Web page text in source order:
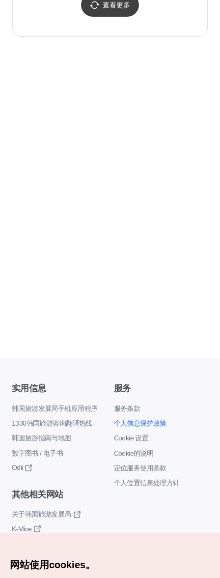
查看更多
实用信息
韩国旅游发展局手机应用程序
1330韩国旅游咨询翻译热线
韩国旅游指南与地图
数字图书 / 电子书
Odii
服务
服务条款
个人信息保护政策
Cookie 设置
Cookie的说明
定位服务使用条款
个人位置信息处理方针
其他相关网站
关于韩国旅游发展局
K-Mice
网站使用cookies。